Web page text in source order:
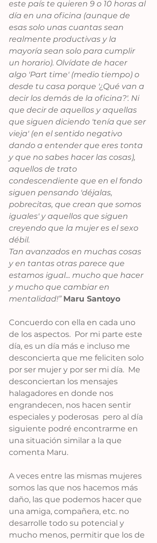
este país te quieren 9 o 10 horas al
día en una oficina (aunque de
esas solo unas cuantas sean
realmente productivas y la
mayoría sean solo para cumplir
un horario). Olvídate de hacer
algo 'Part time' (medio tiempo) o
desde tu casa porque '¿Qué van a
decir los demás de la oficina?'. Ni
que decir de aquellos y aquellas
que siguen diciendo 'tenía que ser
vieja' (en el sentido negativo
dando a entender que eres tonta
y que no sabes hacer las cosas),
aquellos de trato
condescendiente que en el fondo
siguen pensando 'déjalas,
pobrecitas, que crean que somos
iguales' y aquellos que siguen
creyendo que la mujer es el sexo
débil.
Tan avanzados en muchas cosas
y en tantas otras parece que
estamos igual... mucho que hacer
y mucho que cambiar en
mentalidad!” Maru Santoyo
Concuerdo con ella en cada uno
de los aspectos.  Por mi parte este
día, es un día más e incluso me
desconcierta que me feliciten solo
por ser mujer y por ser mi día.  Me
desconciertan los mensajes
halagadores en donde nos
engrandecen, nos hacen sentir
especiales y poderosas  pero al día
siguiente podré encontrarme en
una situación similar a la que
comenta Maru.
A veces entre las mismas mujeres
somos las que nos hacemos más
daño, las que podemos hacer que
una amiga, compañera, etc. no
desarrolle todo su potencial y
mucho menos, permitir que los de